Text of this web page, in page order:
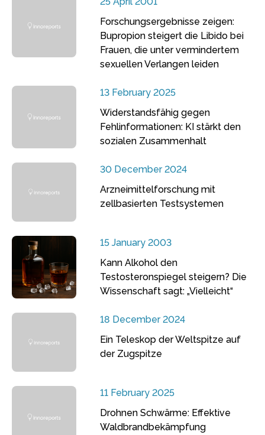
Forschungsergebnisse zeigen:
Bupropion steigert die Libido bei
Frauen, die unter vermindertem
sexuellen Verlangen leiden
13 February 2025
Widerstandsfähig gegen
Fehlinformationen: KI stärkt den
sozialen Zusammenhalt
30 December 2024
Arzneimittelforschung mit
zellbasierten Testsystemen
15 January 2003
Kann Alkohol den
Testosteronspiegel steigern? Die
Wissenschaft sagt: „Vielleicht“
18 December 2024
Ein Teleskop der Weltspitze auf
der Zugspitze
11 February 2025
Drohnen Schwärme: Effektive
Waldbrandbekämpfung